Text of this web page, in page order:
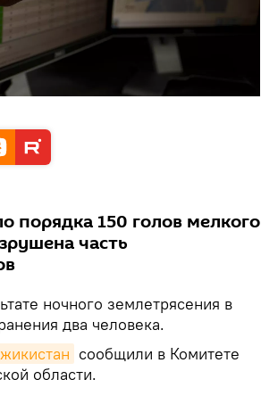
порядка 150 голов мелкого
часть
ночного землетрясения в
два человека.
сообщили в Комитете
области.